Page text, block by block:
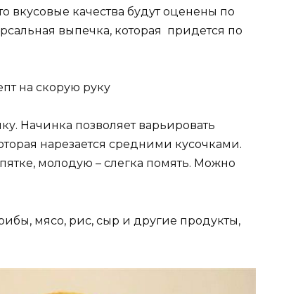
вкусовые качества будут оценены по
выпечка, которая придется по
на скорую руку
Начинка позволяет варьировать
нарезается средними кусочками.
молодую – слегка помять. Можно
мясо, рис, сыр и другие продукты,